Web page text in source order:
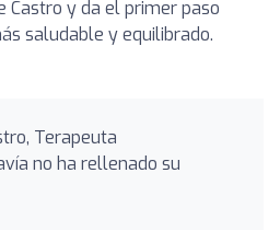
Castro y da el primer paso
saludable y equilibrado.
Terapeuta
no ha rellenado su